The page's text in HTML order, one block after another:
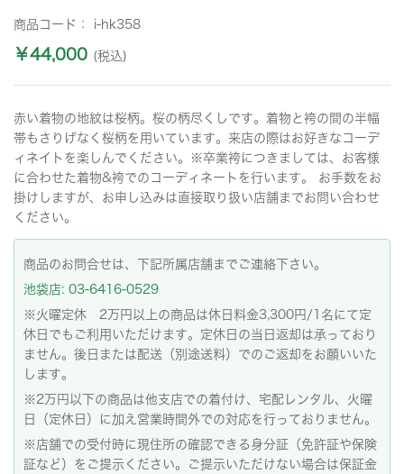
商品コード： i-hk358
￥44,000 (税込)
赤い着物の地紋は桜柄。桜の柄尽くしです。着物と袴の間の半幅
帯もさりげなく桜柄を用いています。来店の際はお好きなコーデ
ィネイトを楽しんでください。※卒業袴につきましては、お客様
に合わせた着物&袴でのコーディネートを行います。 お手数をお
掛けしますが、お申し込みは直接取り扱い店舗までお問い合わせ
ください。
商品のお問合せは、下記所属店舗までご連絡下さい。
池袋店: 03-6416-0529
※火曜定休 2万円以上の商品は休日料金3,300円/1名にて定
休日でもご利用いただけます。定休日の当日返却は承っており
ません。後日または配送（別途送料）でのご返却をお願いいた
します。
※2万円以下の商品は他支店での着付け、宅配レンタル、火曜
日（定休日）に加え営業時間外での対応を行っておりません。
※店舗での受付時に現住所の確認できる身分証（免許証や保険
証など）をご提示ください。ご提示いただけない場合は保証金